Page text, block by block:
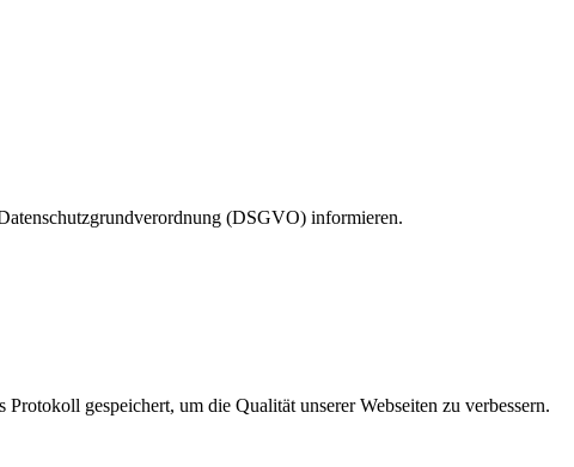
(DSGVO) informieren.
gespeichert, um die Qualität unserer Webseiten zu verbessern.